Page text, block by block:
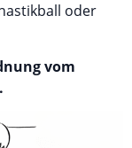
oder
vom